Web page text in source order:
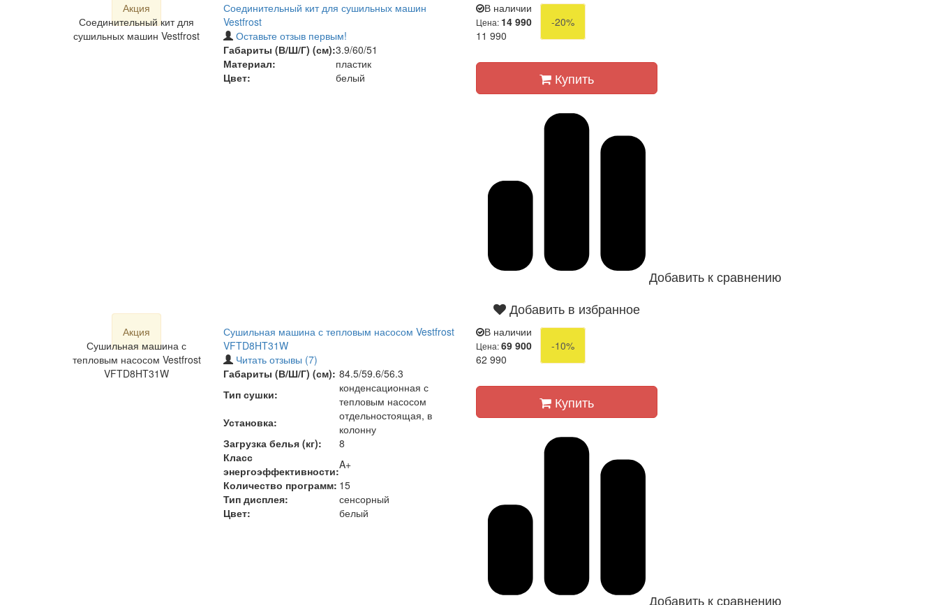
Акция
Соединительный кит для
сушильных машин Vestfrost
Соединительный кит для сушильных машин
Vestfrost
Оставьте отзыв первым!
Габариты (В/Ш/Г) (см):3.9/60/51
Материал:
пластик
Цвет:
белый
В наличии
Цена: 14 990
-20%
11 990
Купить
Добавить к сравнению
Добавить в избранное
Акция
Сушильная машина с
тепловым насосом Vestfrost
VFTD8HT31W
Сушильная машина с тепловым насосом Vestfrost
VFTD8HT31W
Читать отзывы (7)
Габариты (В/Ш/Г) (см): 84.5/59.6/56.3
Тип сушки:
конденсационная с
тепловым насосом
Установка:
отдельностоящая, в
колонну
Загрузка белья (кг):
8
Класс
энергоэффективности:A+
Количество программ: 15
Тип дисплея:
сенсорный
Цвет:
белый
В наличии
Цена:69 900
-10%
62 990
Купить
Добавить к сравнению